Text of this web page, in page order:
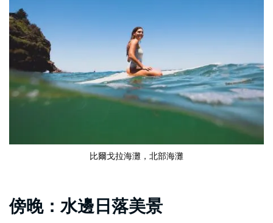
比爾戈拉海灘，北部海灘
傍晚：水邊日落美景